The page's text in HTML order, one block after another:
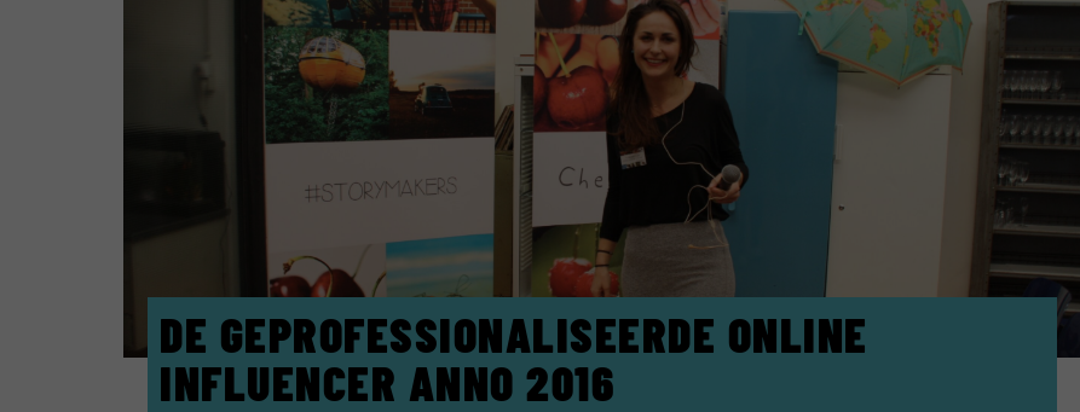
DE GEPROFESSIONALISEERDE ONLINE
INFLUENCER ANNO 2016